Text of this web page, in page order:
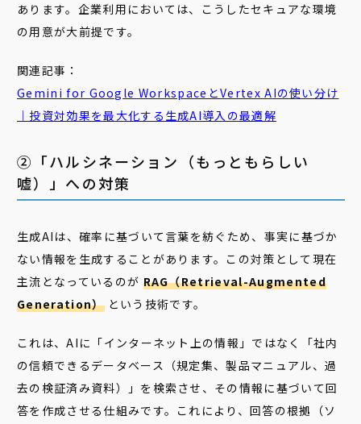
あります。企業利用においては、こうしたセキュアな環境
の用意が大前提です。
関連記事：
Gemini for Google WorkspaceとVertex AIの使い分け
｜投資対効果を最大化する生成AI導入の最適解
②「ハルシネーション（もっともらしい
嘘）」への対策
生成AIは、確率に基づいて言葉を紡ぐため、事実に基づか
ない情報を生成することがあります。この対策として現在
主流となっているのが RAG（Retrieval-Augmented
Generation）という技術です。
これは、AIに「インターネット上の情報」ではなく「社内
の信頼できるデータベース（規定集、製品マニュアル、過
去の検証済み資料）」を検索させ、その情報に基づいて回
答を作成させる仕組みです。これにより、回答の根拠（ソ